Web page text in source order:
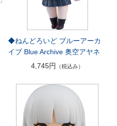
◆ねんどろいど ブルーアーカ
イブ Blue Archive 奥空アヤネ
4,745円
（税込み）